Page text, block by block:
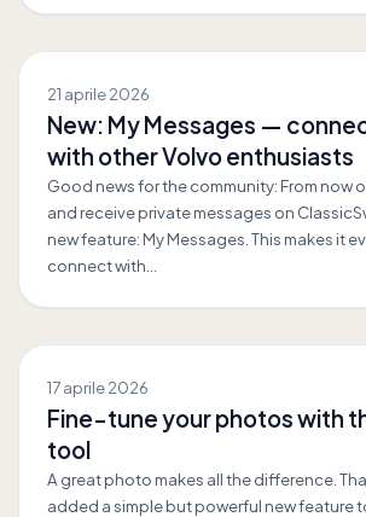
21 aprile 2026
New: My Messages —
with other Volvo enthusiasts
Good news for the community: From now
and receive private messages on
new feature: My Messages. This makes it
connect with…
17 aprile 2026
Fine-tune your photos with
tool
A great photo makes all the difference.
added a simple but powerful new feature